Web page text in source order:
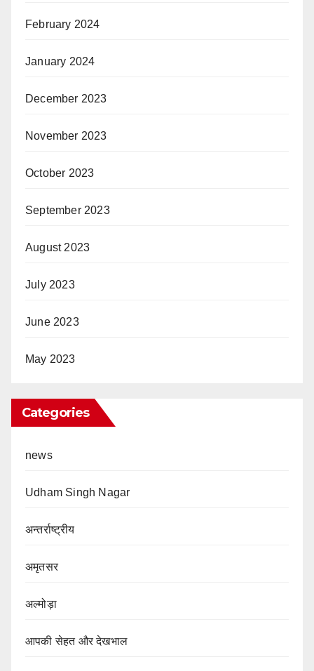
February 2024
January 2024
December 2023
November 2023
October 2023
September 2023
August 2023
July 2023
June 2023
May 2023
Categories
news
Udham Singh Nagar
अन्तर्राष्ट्रीय
अमृतसर
अल्मोड़ा
आपकी सेहत और देखभाल